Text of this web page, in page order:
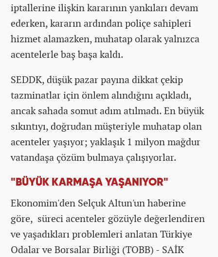
iptallerine ilişkin kararının yankıları devam
ederken, kararın ardından poliçe sahipleri
hizmet alamazken, muhatap olarak yalnızca
acentelerle baş başa kaldı.
SEDDK, düşük pazar payına dikkat çekip
tazminatlar için önlem alındığını açıkladı,
ancak sahada somut adım atılmadı. En büyük
sıkıntıyı, doğrudan müşteriyle muhatap olan
acenteler yaşıyor; yaklaşık 1 milyon mağdur
vatandaşa çözüm bulmaya çalışıyorlar.
"BÜYÜK KARMAŞA YAŞANIYOR"
Ekonomim'den Selçuk Altun'un haberine
göre, süreci acenteler gözüyle değerlendiren
ve yaşadıkları problemleri anlatan Türkiye
Odalar ve Borsalar Birliği (TOBB) - SAİK